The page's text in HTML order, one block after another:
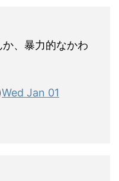
、暴力的なかわ
Wed Jan 01